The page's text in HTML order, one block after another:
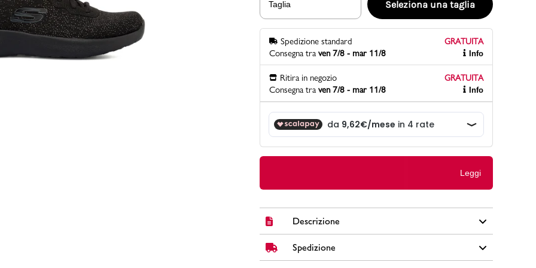
Scopri di più
PittaRosso PittaRosso
Gioco della scarpa al matrimonio e idee
divertenti con le calzature
Taglia Seleziona una taglia
Spedizione standard
GRATUITA
Consegna tra ven 7/8 - mar 11/8 Info
Ritira in negozio
GRATUITA
Consegna tra ven 7/8 - mar 11/8 Info
Leggi
Descrizione
Le sneakers nere da donna Skechers sono la scelta ideale
per un look casual e di tendenza. Il tessuto nero con
Spedizione